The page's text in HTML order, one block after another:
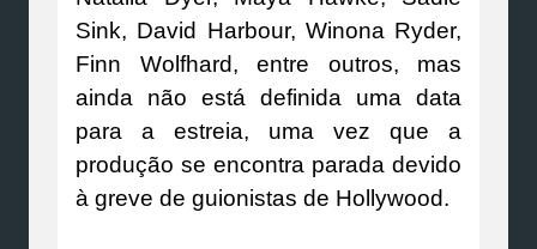
Sink, David Harbour, Winona Ryder,
Finn Wolfhard, entre outros, mas
ainda não está definida uma data
para a estreia, uma vez que a
produção se encontra parada devido
à greve de guionistas de Hollywood.